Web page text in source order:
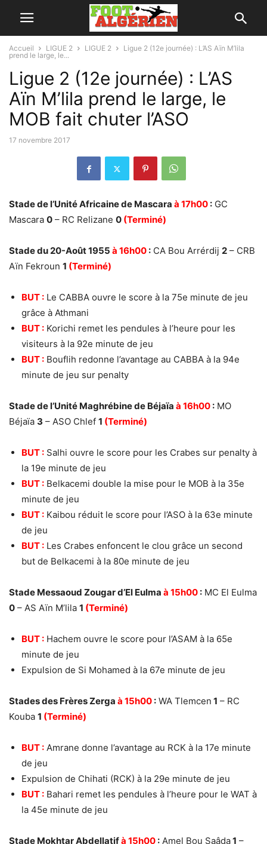
Accueil LIGUE 2 LIGUE 2
Ligue 2 (12e journée) : L’AS Aïn M’lila
prend le large, le...
Ligue 2 (12e journée) : L’AS
Aïn M’lila prend le large, le
MOB fait chuter l’ASO
17 novembre 2017
Stade de l’Unité Africaine de Mascara à 17h00 : GC
Mascara 0 – RC Relizane 0 (Terminé)
Stade du 20-Août 1955 à 16h00 : CA Bou Arrérdij 2 – CRB
Aïn Fekroun 1 (Terminé)
BUT : Le CABBA ouvre le score à la 75e minute de jeu
grâce à Athmani
BUT : Korichi remet les pendules à l’heure pour les
visiteurs à la 92e minute de jeu
BUT : Bouflih redonne l’avantage au CABBA à la 94e
minute de jeu sur penalty
Stade de l’Unité Maghrébine de Béjaïa à 16h00 : MO
Béjaïa 3 – ASO Chlef 1 (Terminé)
BUT : Salhi ouvre le score pour les Crabes sur penalty à
la 19e minute de jeu
BUT : Belkacemi double la mise pour le MOB à la 35e
minute de jeu
BUT : Kaibou réduit le score pour l’ASO à la 63e minute
de jeu
BUT : Les Crabes enfoncent le clou grâce un second
but de Belkacemi à la 80e minute de jeu
Stade Messaoud Zougar d’El Eulma à 15h00 : MC El Eulma
0 – AS Aïn M’lila 1 (Terminé)
BUT : Hachem ouvre le score pour l’ASAM à la 65e
minute de jeu
Expulsion de Si Mohamed à la 67e minute de jeu
Stades des Frères Zerga à 15h00 : WA Tlemcen 1 – RC
Kouba 1 (Terminé)
BUT : Amrane donne l’avantage au RCK à la 17e minute
de jeu
Expulsion de Chihati (RCK) à la 29e minute de jeu
BUT : Bahari remet les pendules à l’heure pour le WAT à
la 45e minute de jeu
Stade Mokhtar Abdellatifà 15h00 : Amel Bou Saâda1 –